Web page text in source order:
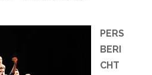
PERS
BERI
CHT